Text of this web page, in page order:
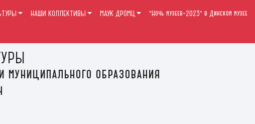
муниципального образования
НАШИ КОЛЛЕКТИВЫ МАУК ДРОМЦ "Ночь музеев-2023" в Динском музее